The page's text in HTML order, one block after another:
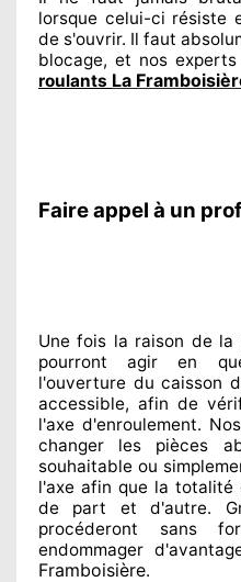
lorsque celui-ci résiste
de s'ouvrir. Il faut
blocage, et nos experts
roulants La
Faire appel à un
Une fois la raison de la
pourront agiren
l'ouverture du caisson
accessible, afin de
l'axe d'enroulement.
changer les pièces
souhaitable ou
l'axe afin que la totalité
de part et d'autre.
procéderont sans
endommager
Framboisière.